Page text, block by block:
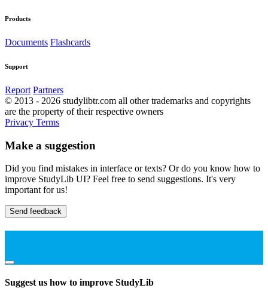
Products
Documents Flashcards
Support
Report Partners
© 2013 - 2026 studylibtr.com all other trademarks and copyrights
are the property of their respective owners
Privacy Terms
Make a suggestion
Did you find mistakes in interface or texts? Or do you know how to
improve StudyLib UI? Feel free to send suggestions. It's very
important for us!
Send feedback
Suggest us how to improve StudyLib